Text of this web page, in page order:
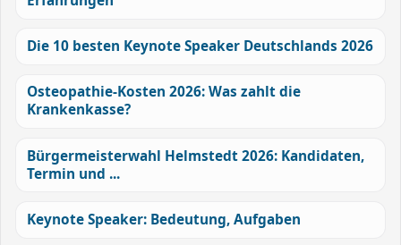
Die 10 besten Keynote Speaker Deutschlands 2026
Osteopathie-Kosten 2026: Was zahlt die
Krankenkasse?
Bürgermeisterwahl Helmstedt 2026: Kandidaten,
Termin und ...
Keynote Speaker: Bedeutung, Aufgaben